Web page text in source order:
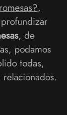
,
, de
podamos
todas,